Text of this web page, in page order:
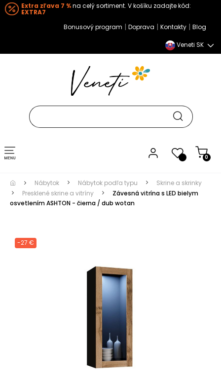
Extra zľava 7 %na celý sortiment. V košíku zadajte kód:
EXTRA7
Bonusový program | Doprava | Kontakty | Blog
Veneti SK
0
Toggle navigation
Nábytok Nábytok podľa typu
Skrine a skrinky
Presklené skrine a vitríny
Závesná vitrína s LED bielym
osvetlením ASHTON - čierna / dub wotan
-27 €